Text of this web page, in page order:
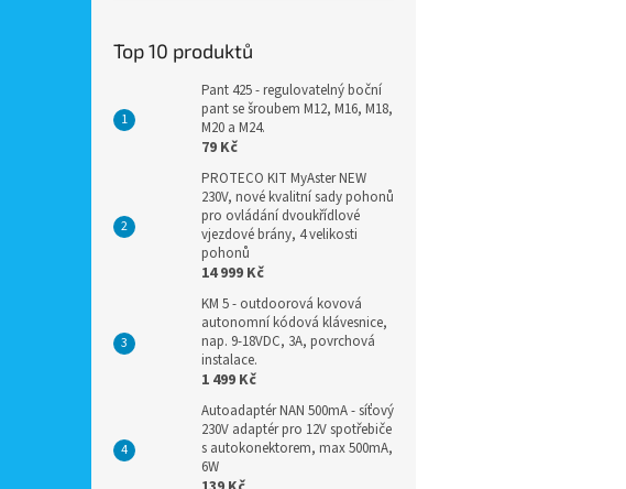
Top 10 produktů
Pant 425 - regulovatelný boční
pant se šroubem M12, M16, M18,
M20 a M24.
79 Kč
PROTECO KIT MyAster NEW
230V, nové kvalitní sady pohonů
pro ovládání dvoukřídlové
vjezdové brány, 4 velikosti
pohonů
14 999 Kč
KM 5 - outdoorová kovová
autonomní kódová klávesnice,
nap. 9-18VDC, 3A, povrchová
instalace.
1 499 Kč
Autoadaptér NAN 500mA - síťový
230V adaptér pro 12V spotřebiče
s autokonektorem, max 500mA,
6W